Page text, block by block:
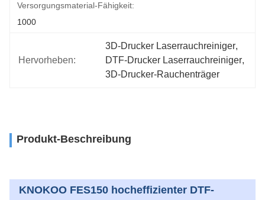
Versorgungsmaterial-Fähigkeit:
1000
Hervorheben:
3D-Drucker Laserrauchreiniger,
DTF-Drucker Laserrauchreiniger
3D-Drucker-Rauchenträger
Produkt-Beschreibung
KNOKOO FES150 hocheffizienter DTF-